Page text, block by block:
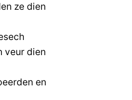
ze dien
veur dien
en